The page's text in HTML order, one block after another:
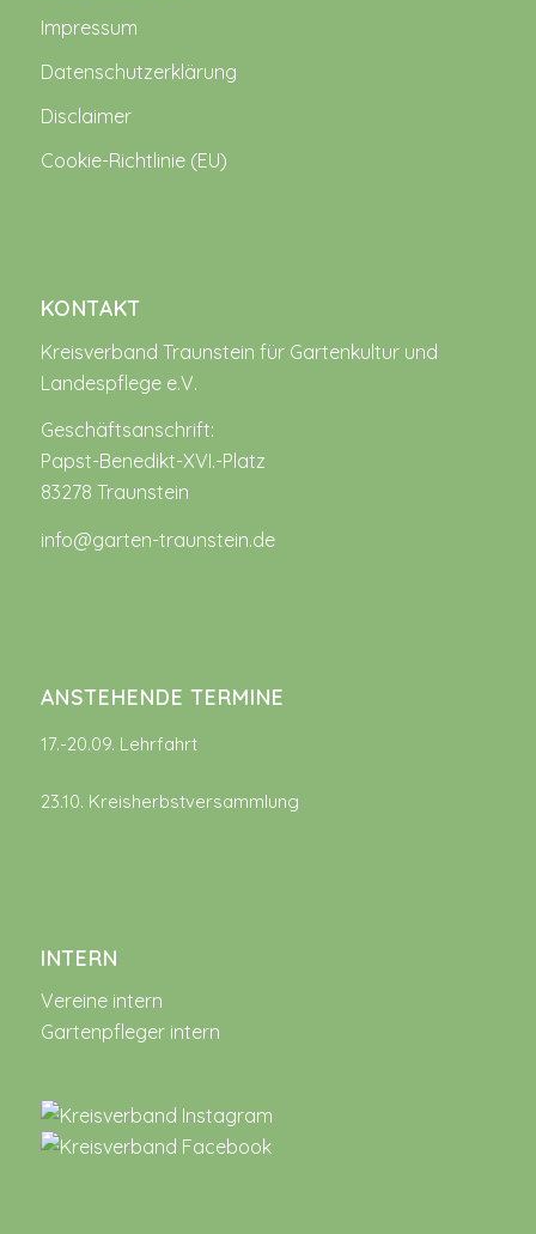
Impressum
Datenschutzerklärung
Disclaimer
Cookie-Richtlinie (EU)
KONTAKT
Kreisverband Traunstein für Gartenkultur und
Landespflege e.V.
Geschäftsanschrift:
Papst-Benedikt-XVI.-Platz
83278 Traunstein
info@garten-traunstein.de
ANSTEHENDE TERMINE
17.-20.09. Lehrfahrt
23.10. Kreisherbstversammlung
INTERN
Vereine intern
Gartenpfleger intern